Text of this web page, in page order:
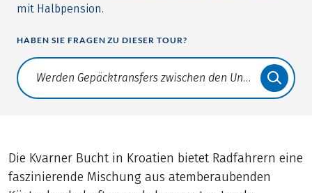
mit Halbpension.
HABEN SIE FRAGEN ZU DIESER TOUR?
Translate: a11y.faq.search
Die Kvarner Bucht in Kroatien bietet Radfahrern eine
faszinierende Mischung aus atemberaubenden